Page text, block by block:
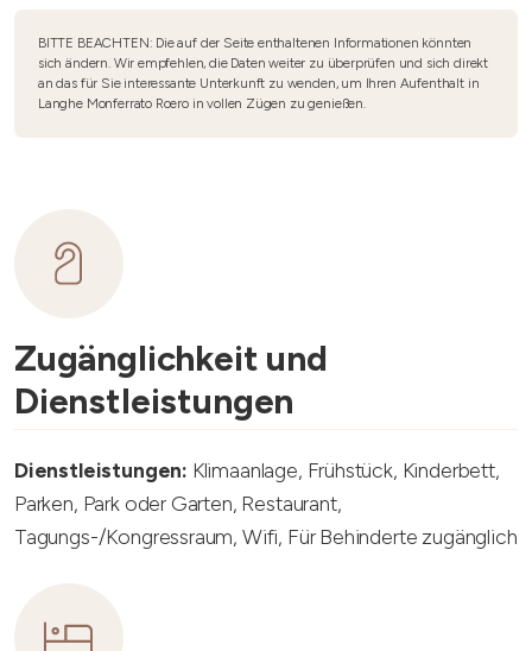
BITTE BEACHTEN: Die auf der Seite enthaltenen Informationen könnten
sich ändern. Wir empfehlen, die Daten weiter zu überprüfen und sich direkt
an das für Sie interessante Unterkunft zu wenden, um Ihren Aufenthalt in
Langhe Monferrato Roero in vollen Zügen zu genießen.
Zugänglichkeit und
Dienstleistungen
Dienstleistungen: Klimaanlage, Frühstück, Kinderbett,
Parken, Park oder Garten, Restaurant,
Tagungs-/Kongressraum, Wifi, Für Behinderte zugänglich